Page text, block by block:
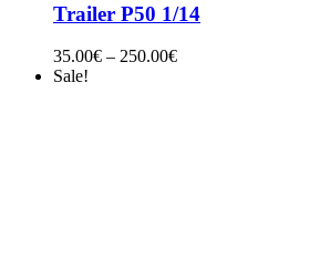
Trailer P50 1/14
35.00€ – 250.00€
Sale!